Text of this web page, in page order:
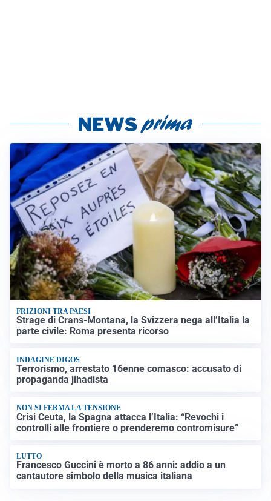
FRIZIONI TRA PAESI
Strage di Crans-Montana, la Svizzera nega all’Italia la
parte civile: Roma presenta ricorso
INDAGINE DIGOS
Terrorismo, arrestato 16enne comasco: accusato di
propaganda jihadista
NON SI FERMA LA TENSIONE
Crisi Ceuta, la Spagna attacca l’Italia: “Revochi i
controlli alle frontiere o prenderemo contromisure”
LUTTO
Francesco Guccini è morto a 86 anni: addio a un
cantautore simbolo della musica italiana